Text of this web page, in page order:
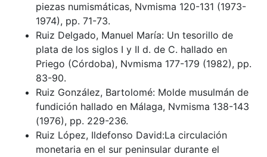
piezas numismáticas, Nvmisma 120-131 (1973-
1974), pp. 71-73.
Ruiz Delgado, Manuel María: Un tesorillo de
plata de los siglos I y II d. de C. hallado en
Priego (Córdoba), Nvmisma 177-179 (1982), pp.
83-90.
Ruiz González, Bartolomé: Molde musulmán de
fundición hallado en Málaga, Nvmisma 138-143
(1976), pp. 229-236.
Ruiz López, Ildefonso David:La circulación
monetaria en el sur peninsular durante el